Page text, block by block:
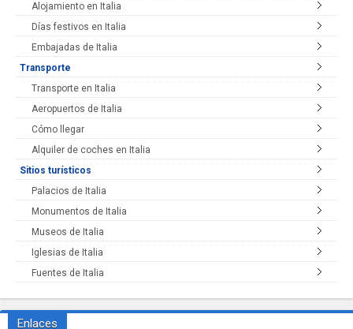
Alojamiento en Italia
Días festivos en Italia
Embajadas de Italia
Transporte
Transporte en Italia
Aeropuertos de Italia
Cómo llegar
Alquiler de coches en Italia
Sitios turísticos
Palacios de Italia
Monumentos de Italia
Museos de Italia
Iglesias de Italia
Fuentes de Italia
Enlaces